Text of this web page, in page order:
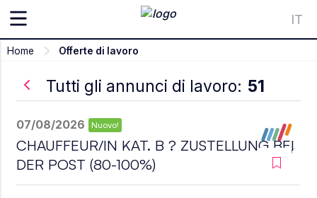
IT
Home Offerte di lavoro
Tutti gli annunci di lavoro: 51
07/08/2026 Nuovo!
CHAUFFEUR/IN KAT. B ? ZUSTELLUNG BEI
DER POST (80-100%)